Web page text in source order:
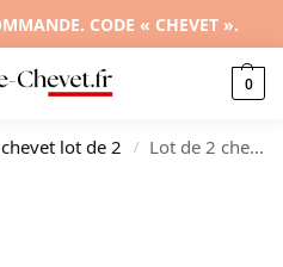
CODE « CHEVET ».
0
lot de 2 / Lot de 2 chevets bois gris design moderne tablette, 39x39x47.5cm